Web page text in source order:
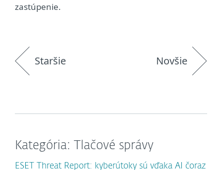
zastúpenie.
Staršie Novšie
Kategória: Tlačové správy
ESET Threat Report: kyberútoky sú vďaka AI čoraz